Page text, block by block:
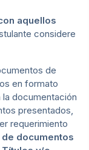
aquellos
considere
de
en formato
documentación
presentados,
requerimiento
documentos